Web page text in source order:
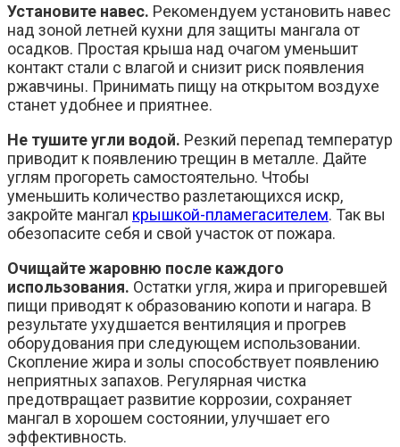
Установите навес. Рекомендуем установить навес
над зоной летней кухни для защиты мангала от
осадков. Простая крыша над очагом уменьшит
контакт стали с влагой и снизит риск появления
ржавчины. Принимать пищу на открытом воздухе
станет удобнее и приятнее.
Не тушите угли водой. Резкий перепад температур
приводит к появлению трещин в металле. Дайте
углям прогореть самостоятельно. Чтобы
уменьшить количество разлетающихся искр,
закройте мангал крышкой-пламегасителем. Так вы
обезопасите себя и свой участок от пожара.
Очищайте жаровню после каждого
использования. Остатки угля, жира и пригоревшей
пищи приводят к образованию копоти и нагара. В
результате ухудшается вентиляция и прогрев
оборудования при следующем использовании.
Скопление жира и золы способствует появлению
неприятных запахов. Регулярная чистка
предотвращает развитие коррозии, сохраняет
мангал в хорошем состоянии, улучшает его
эффективность.